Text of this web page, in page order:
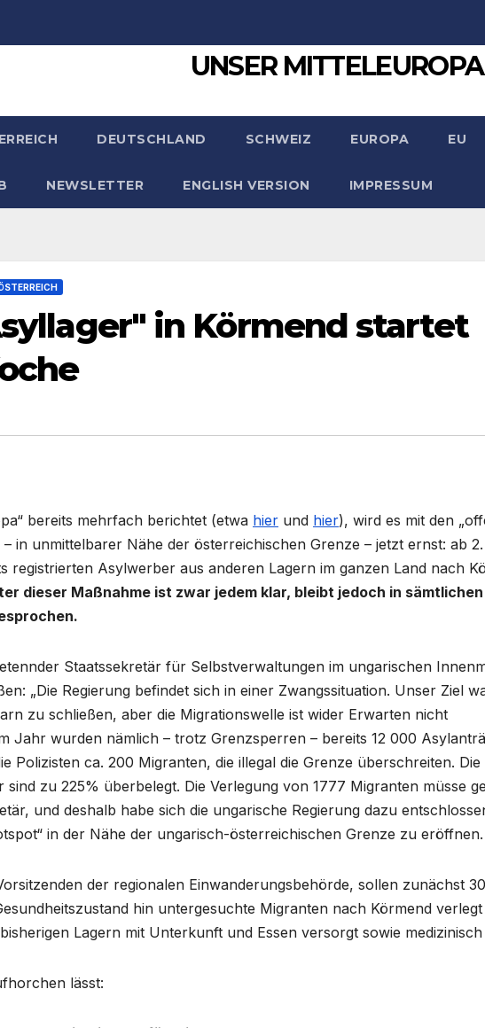
UNSER MITTELEUROPA
DEUTSCHLAND SCHWEIZ EUROPA EU
NEWSLETTER ENGLISH VERSION IMPRESSUM
in Körmend startet
bereits mehrfach berichtet (etwa hier und hier), wird es mit den
in unmittelbarer Nähe der österreichischen Grenze – jetzt ernst: ab
registrierten Asylwerber aus anderen Lagern im ganzen Land nach
dieser Maßnahme ist zwar jedem klar, bleibt jedoch in
Staatssekretär für Selbstverwaltungen im ungarischen
„Die Regierung befindet sich in einer Zwangssituation. Unser Ziel
zu schließen, aber die Migrationswelle ist wider Erwarten nicht
Jahr wurden nämlich – trotz Grenzsperren – bereits 12 000
Polizisten ca. 200 Migranten, die illegal die Grenze überschreiten.
sind zu 225% überbelegt. Die Verlegung von 1777 Migranten müsse
und deshalb habe sich die ungarische Regierung dazu
in der Nähe der ungarisch-österreichischen Grenze zu eröffnen.
der regionalen Einwanderungsbehörde, sollen zunächst
hin untergesuchte Migranten nach Körmend
Lagern mit Unterkunft und Essen versorgt sowie
lässt: